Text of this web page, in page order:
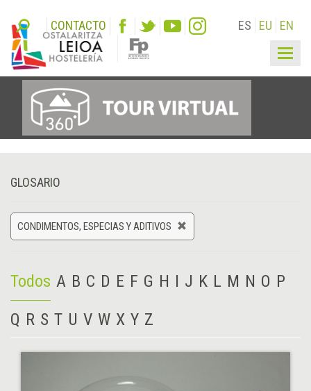
CONTACTO ES EU EN
GLOSARIO
CONDIMENTOS, ESPECIAS Y ADITIVOS
Todos A B C D E F G H I J K L M N O P
Q R S T U V W X Y Z